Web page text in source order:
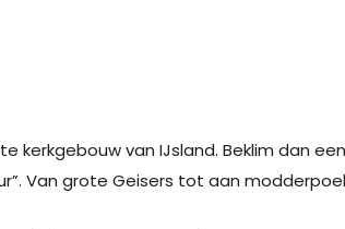
van IJsland. Beklim dan
Van grote Geisers tot aan